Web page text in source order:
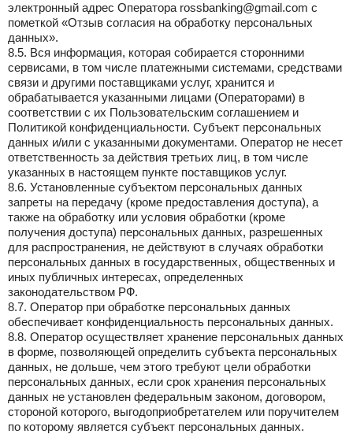
электронный адрес Оператора rossbanking@gmail.com с
пометкой «Отзыв согласия на обработку персональных
данных».
8.5. Вся информация, которая собирается сторонними
сервисами, в том числе платежными системами, средствами
связи и другими поставщиками услуг, хранится и
обрабатывается указанными лицами (Операторами) в
соответствии с их Пользовательским соглашением и
Политикой конфиденциальности. Субъект персональных
данных и/или с указанными документами. Оператор не несет
ответственность за действия третьих лиц, в том числе
указанных в настоящем пункте поставщиков услуг.
8.6. Установленные субъектом персональных данных
запреты на передачу (кроме предоставления доступа), а
также на обработку или условия обработки (кроме
получения доступа) персональных данных, разрешенных
для распространения, не действуют в случаях обработки
персональных данных в государственных, общественных и
иных публичных интересах, определенных
законодательством РФ.
8.7. Оператор при обработке персональных данных
обеспечивает конфиденциальность персональных данных.
8.8. Оператор осуществляет хранение персональных данных
в форме, позволяющей определить субъекта персональных
данных, не дольше, чем этого требуют цели обработки
персональных данных, если срок хранения персональных
данных не установлен федеральным законом, договором,
стороной которого, выгодоприобретателем или поручителем
по которому является субъект персональных данных.